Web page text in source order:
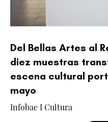
Del Bellas Artes al
diez muestras
escena cultural
mayo
Infobae I Cultura